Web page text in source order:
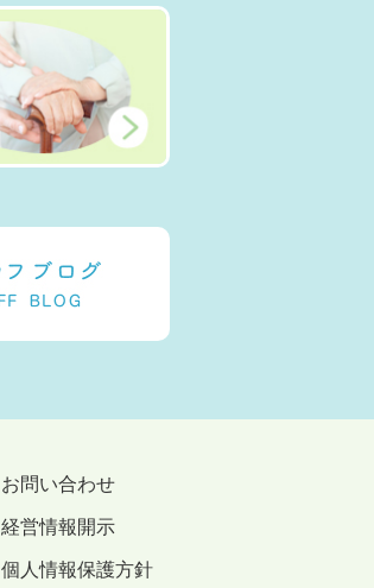
お問い合わせ
経営情報開示
個人情報保護方針